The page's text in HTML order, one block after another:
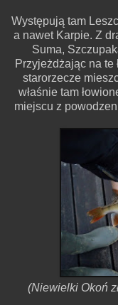
Występują tam
a nawet Karpie. Z
Suma,
Przyjeżdżając na te
starorzecze
właśnie tam
miejscu z
(Niewielki Okoń